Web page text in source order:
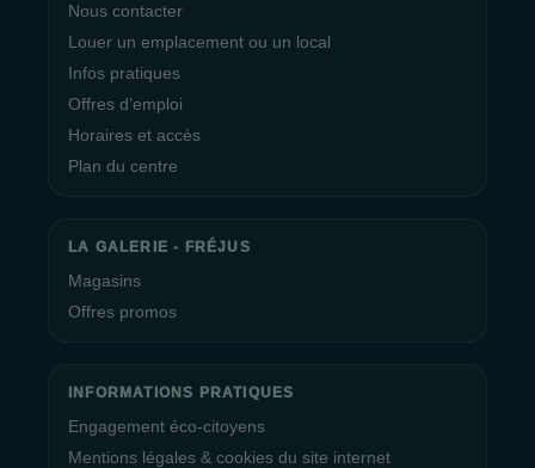
Nous contacter
Louer un emplacement ou un local
Infos pratiques
Offres d’emploi
Horaires et accès
Plan du centre
LA GALERIE - FRÉJUS
Magasins
Offres promos
INFORMATIONS PRATIQUES
Engagement éco-citoyens
Mentions légales & cookies du site internet